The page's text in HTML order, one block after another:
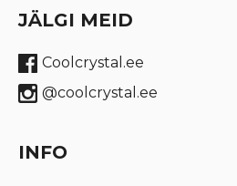
JÄLGI MEID
Coolcrystal.ee
@coolcrystal.ee
INFO